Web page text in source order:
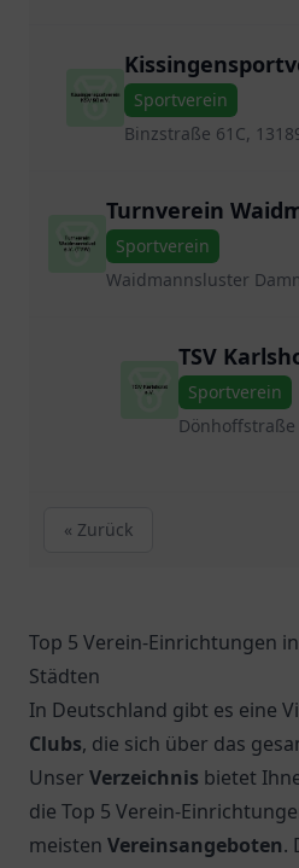
Sportverein
Binzstraße 61C,
Turnverein
(TVW)
Sportverein
Waidmannsluster
TSV
Sportverein
Dönhoffstraße
« Zurück
Top 5 Verein-Einrichtungen
Städten
In Deutschland gibt es eine
Clubs, die sich über das
Unser Verzeichnis bietet
die Top 5 Verein-
meisten Vereinsangeboten.